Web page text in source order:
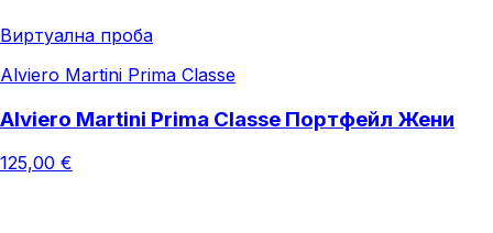
Виртуална проба
Alviero Martini Prima Classe
Alviero Martini Prima Classe Портфейл Жени
125,00 €